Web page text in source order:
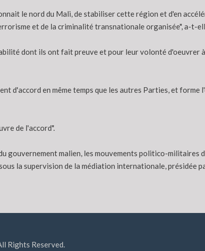
le nord du Mali, de stabiliser cette région et d'en
et de la criminalité transnationale organisée", a-t-
dont ils ont fait preuve et pour leur volonté d'oeuvrer
d'accord en même temps que les autres Parties, et forme
de l'accord".
gouvernement malien, les mouvements politico-militaires
la supervision de la médiation internationale, présidée
Rights Reserved.